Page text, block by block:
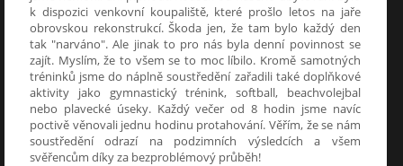
k dispozici venkovní koupaliště, které prošlo letos na jaře
obrovskou rekonstrukcí. Škoda jen, že tam bylo každý den
tak "narváno". Ale jinak to pro nás byla denní povinnost se
zajít. Myslím, že to všem se to moc líbilo. Kromě samotných
tréninků jsme do náplně soustředění zařadili také doplňkové
aktivity jako gymnastický trénink, softball, beachvolejbal
nebo plavecké úseky. Každý večer od 8 hodin jsme navíc
poctivě věnovali jednu hodinu protahování. Věřím, že se nám
soustředění odrazí na podzimních výsledcích a všem
svěřencům díky za bezproblémový průběh!